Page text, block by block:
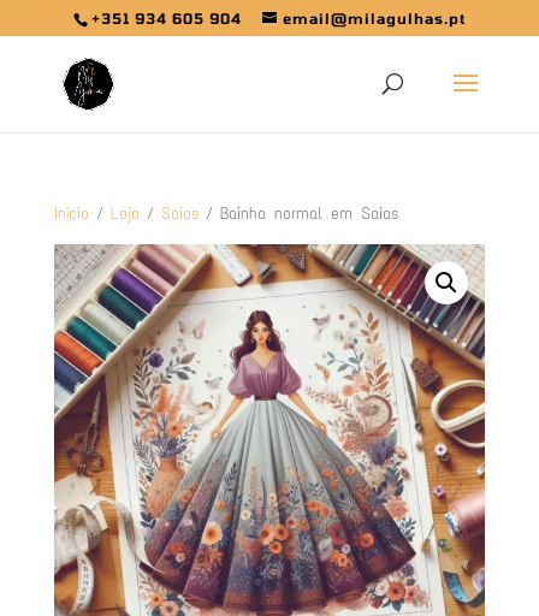
+351 934 605 904 email@milagulhas.pt
Início / Loja/ Saias/ Bainha normal em Saias